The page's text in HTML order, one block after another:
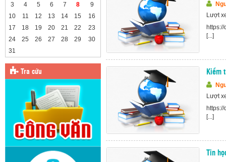
3
4 5 6 7 8
9
10
11 12 13 14 15
16
17
18 19 20 21 22
23
24
25 26 27 28 29
30
31
Tra cứu
Lượt
[...]
Kiểm
Lượt
[...]
Tin